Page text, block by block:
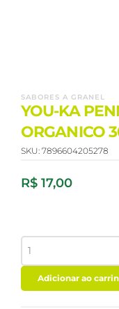
SABORES A GRANEL
YOU-KA
ORGANICO
SKU: 7896604205278
R$ 17,00
KA
PENNE
TRICOLOR
ORGANICO
Adicionar ao